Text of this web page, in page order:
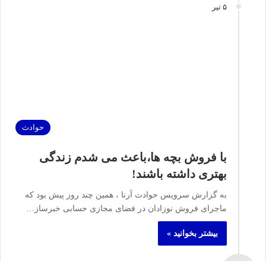
۵ تیر
حوادث
با فروش بچه ها،باعث می شدم زندگی
بهتری داشته باشند!
به گزارش سرویس حوادث آرنا ، همین چند روز پیش بود که
ماجرای فروش نوزادان در فضای مجازی حسابی خبرساز…
بیشتر بخوانید »